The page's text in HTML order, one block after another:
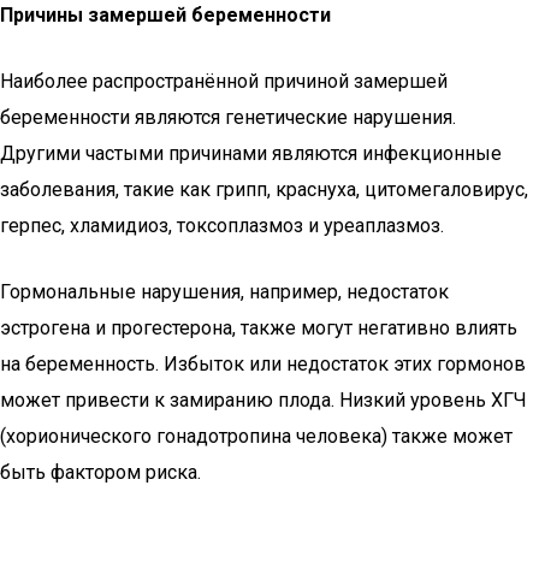
Причины замершей беременности
Наиболее распространённой причиной замершей
беременности являются генетические нарушения.
Другими частыми причинами являются инфекционные
заболевания, такие как грипп, краснуха, цитомегаловирус,
герпес, хламидиоз, токсоплазмоз и уреаплазмоз.
Гормональные нарушения, например, недостаток
эстрогена и прогестерона, также могут негативно влиять
на беременность. Избыток или недостаток этих гормонов
может привести к замиранию плода. Низкий уровень ХГЧ
(хорионического гонадотропина человека) также может
быть фактором риска.